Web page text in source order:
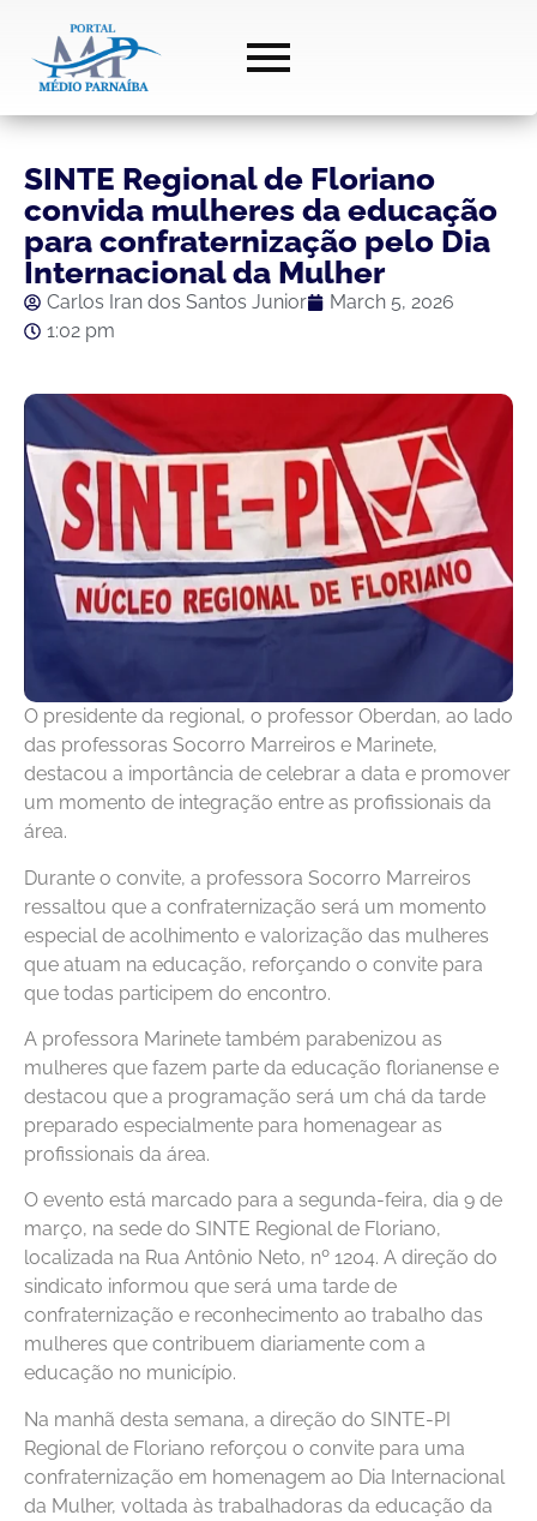
SINTE Regional de Floriano
convida mulheres da educação
para confraternização pelo Dia
Internacional da Mulher
Carlos Iran dos Santos Junior
March 5, 2026
1:02 pm
O presidente da regional, o professor Oberdan, ao lado
das professoras Socorro Marreiros e Marinete,
destacou a importância de celebrar a data e promover
um momento de integração entre as profissionais da
área.
Durante o convite, a professora Socorro Marreiros
ressaltou que a confraternização será um momento
especial de acolhimento e valorização das mulheres
que atuam na educação, reforçando o convite para
que todas participem do encontro.
A professora Marinete também parabenizou as
mulheres que fazem parte da educação florianense e
destacou que a programação será um chá da tarde
preparado especialmente para homenagear as
profissionais da área.
O evento está marcado para a segunda-feira, dia 9 de
março, na sede do SINTE Regional de Floriano,
localizada na Rua Antônio Neto, nº 1204. A direção do
sindicato informou que será uma tarde de
confraternização e reconhecimento ao trabalho das
mulheres que contribuem diariamente com a
educação no município.
Na manhã desta semana, a direção do SINTE-PI
Regional de Floriano reforçou o convite para uma
confraternização em homenagem ao Dia Internacional
da Mulher, voltada às trabalhadoras da educação da